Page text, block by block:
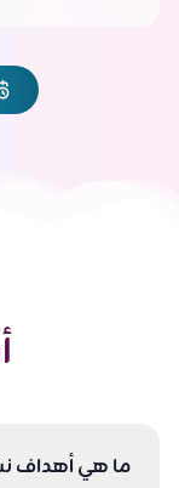
ما هي أهداف